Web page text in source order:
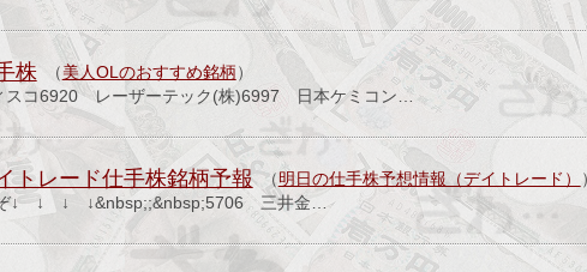
株 （美人OLのおすすめ銘柄）
コ6920 レーザーテック(株)6997 日本ケミコン…
トレード仕手株銘柄予報 （明日の仕手株予想情報（デイトレード）
）
ぞ↓ ↓ ↓ ↓&nbsp;;&nbsp;5706 三井金…